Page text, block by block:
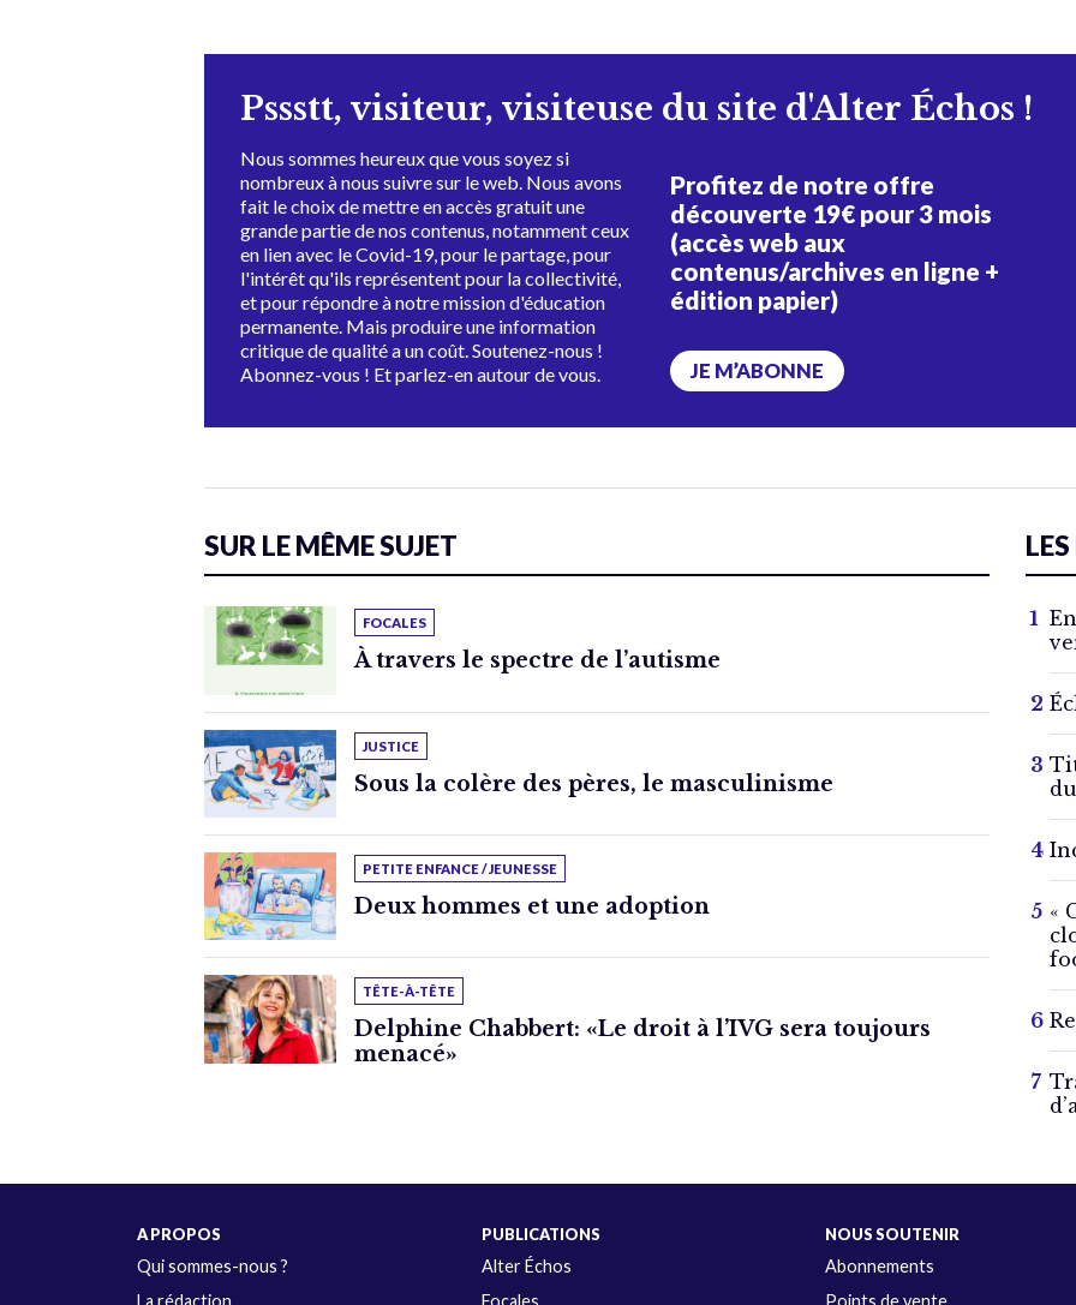
Pssstt, visiteur, visiteuse du site d'Alter Échos !
Nous sommes heureux que vous soyez si
nombreux à nous suivre sur le web. Nous avons
fait le choix de mettre en accès gratuit une
grande partie de nos contenus, notamment ceux
en lien avec le Covid-19, pour le partage, pour
l'intérêt qu'ils représentent pour la collectivité,
et pour répondre à notre mission d'éducation
permanente. Mais produire une information
critique de qualité a un coût. Soutenez-nous !
Abonnez-vous ! Et parlez-en autour de vous.
Profitez de notre offre
découverte 19€ pour 3 mois
(accès web aux
contenus/archives en ligne +
édition papier)
JE M’ABONNE
SUR LE MÊME SUJET
FOCALES
À travers le spectre de l’autisme
JUSTICE
Sous la colère des pères, le masculinisme
PETITE ENFANCE / JEUNESSE
Deux hommes et une adoption
TÊTE-À-TÊTE
Delphine Chabbert: «Le droit à l’IVG sera toujours
menacé»
«
A PROPOS
Qui sommes-nous ?
PUBLICATIONS
Alter Échos
NOUS SOUTENIR
Abonnements